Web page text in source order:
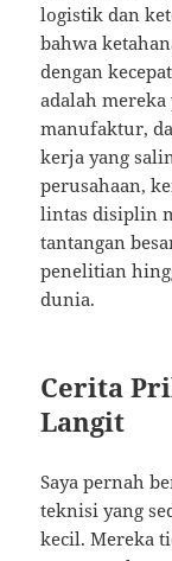
logistik dan
bahwa
dengan
adalah
manufaktur,
kerja yang
perusahaan,
lintas disiplin
tantangan
penelitian
dunia.
Cerita
Langit
Saya pernah
teknisi yang
kecil. Mereka